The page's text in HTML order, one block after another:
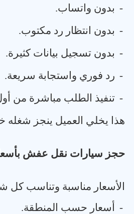
- بدون واتساب.
- بدون انتظار رد مكتوب.
- بدون تسجيل بيانات كثيرة.
- رد فوري واستجابة سريعة.
- تنفيذ الطلب مباشرة من
هذا يخلي العميل ينجز شغله
حجز سيارات نقل عفش
الأسعار مناسبة وتناسب
-
أسعار حسب المنطقة.